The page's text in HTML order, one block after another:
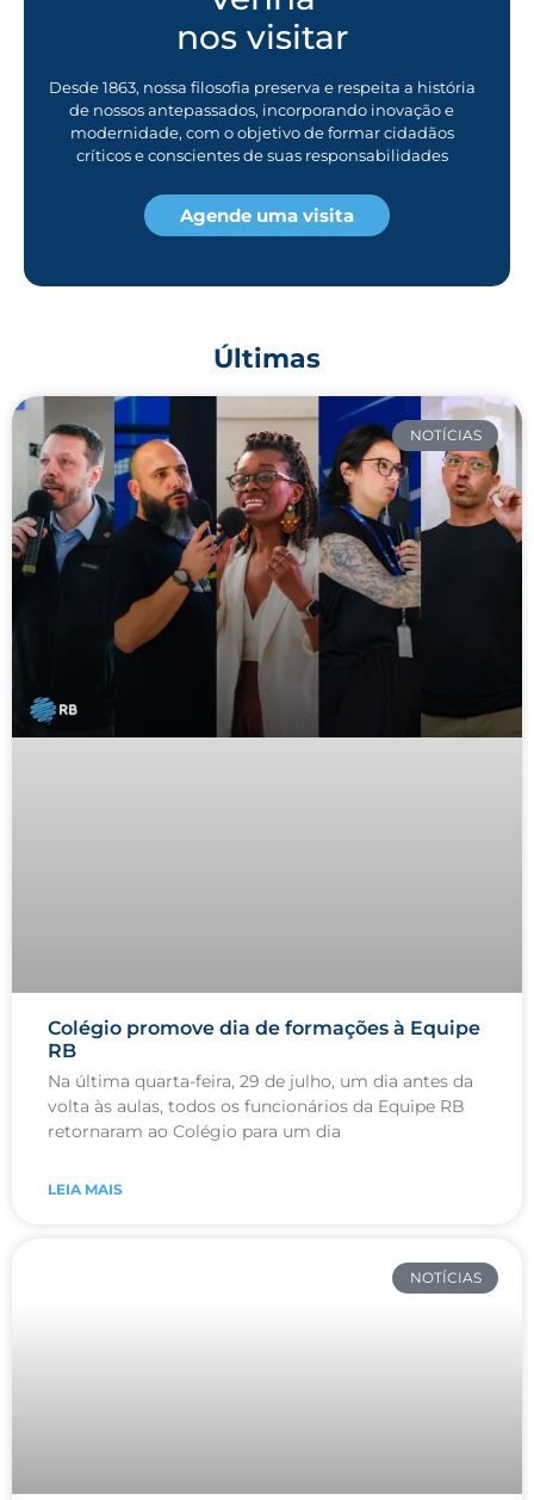
nos visitar
Desde 1863, nossa filosofia preserva e respeita a história
de nossos antepassados, incorporando inovação e
modernidade, com o objetivo de formar cidadãos
críticos e conscientes de suas responsabilidades
Agende uma visita
Últimas
NOTÍCIAS
Colégio promove dia de formações à Equipe
RB
Na última quarta-feira, 29 de julho, um dia antes da
volta às aulas, todos os funcionários da Equipe RB
retornaram ao Colégio para um dia
LEIA MAIS
NOTÍCIAS